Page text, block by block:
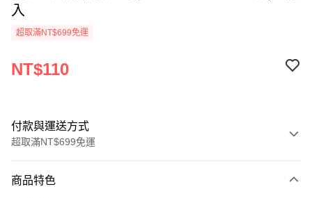
入
超取滿NT$699免運
NT$110
付款與運送方式
超取滿NT$699免運
信用卡一次付款
商品特色